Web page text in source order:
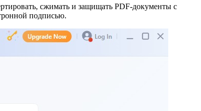
сжимать и защищать PDF-документы с
подписью.